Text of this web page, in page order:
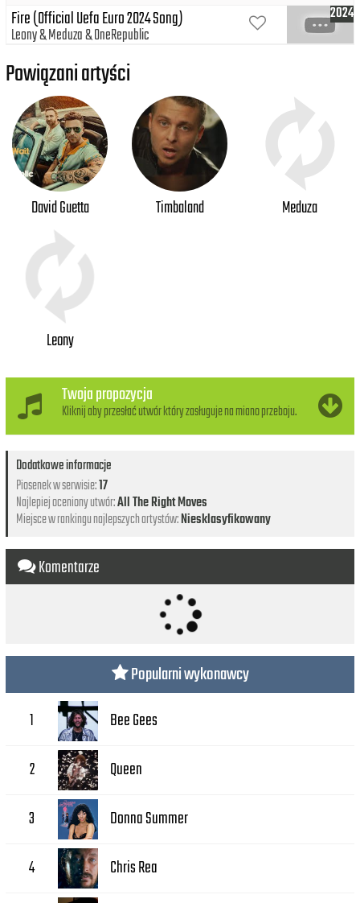
2024
Fire (Official Uefa Euro 2024 Song)
Leony Meduza OneRepublic
Powiązani artyści
David Guetta Timbaland Meduza
Leony
Twoja propozycja
Kliknij aby przesłać utwór który zasługuje na miano przeboju.
Dodatkowe informacje
Piosenek w serwisie:17
Najlepiej oceniony utwór:All The Right Moves
Miejsce w rankingu najlepszych artystów:Niesklasyfikowany
Komentarze
Popularni wykonawcy
1 Bee Gees
2 Queen
3 Donna Summer
4 Chris Rea